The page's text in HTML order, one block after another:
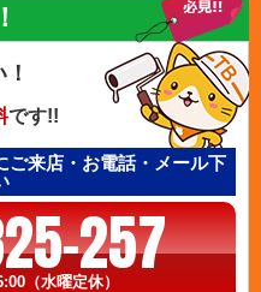
です!!
ご来店・お電話・メール下
257
（水曜定休）